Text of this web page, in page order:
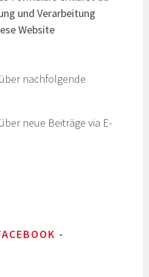
und Verarbeitung
Website
nachfolgende
neue Beiträge via E-